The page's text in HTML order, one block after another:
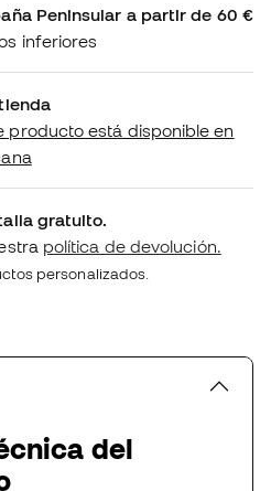
Peninsular a partir de 60 €
inferiores
producto está disponible en
gratuito.
política de devolución.
personalizados.
del